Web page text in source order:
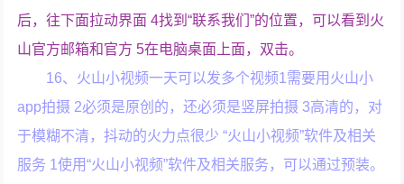
后，往下面拉动界面 4找到“联系我们”的位置，可以看到火
山官方邮箱和官方 5在电脑桌面上面，双击。
16、火山小视频一天可以发多个视频1需要用火山小
app拍摄 2必须是原创的，还必须是竖屏拍摄 3高清的，对
于模糊不清，抖动的火力点很少 “火山小视频”软件及相关
服务 1使用“火山小视频”软件及相关服务，可以通过预装。